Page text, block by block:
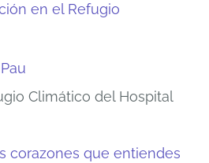
en el Refugio
Climático del Hospital
corazones que entiendes